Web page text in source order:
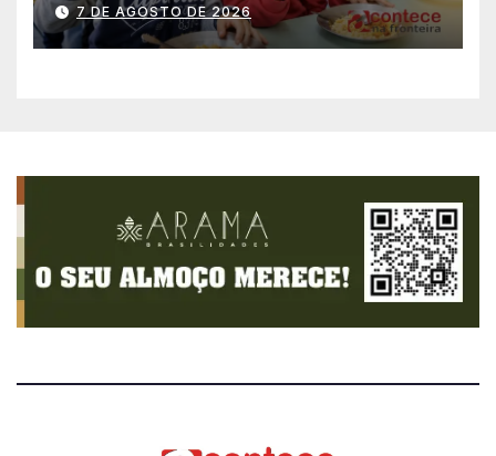
7 DE AGOSTO DE 2026